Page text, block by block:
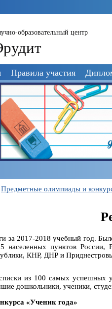
образовательный центр
Правила участия
Предметные олимпиады и
за 2017-2018 учебный год.
населенных пунктов России,
КНР, ДНР и
из 100 самых успешных
дошкольники, ученики,
«Ученик года»